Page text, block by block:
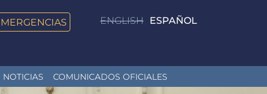
ENGLISH ESPAÑOL
NOTICIAS COMUNICADOS OFICIALES